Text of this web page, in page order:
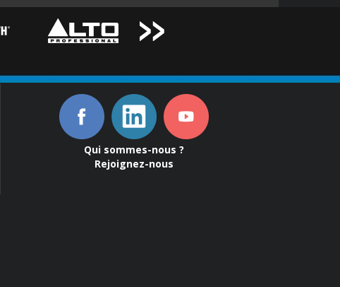
Qui sommes-nous ?
Rejoignez-nous